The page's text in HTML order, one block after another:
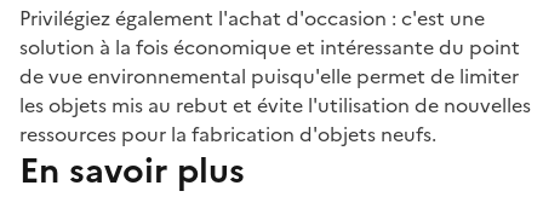
Privilégiez également l'achat d'occasion : c'est une
solution à la fois économique et intéressante du point
de vue environnemental puisqu'elle permet de limiter
les objets mis au rebut et évite l'utilisation de nouvelles
ressources pour la fabrication d'objets neufs.
En savoir plus